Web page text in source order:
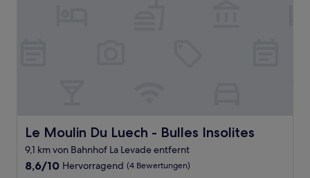
Le Moulin Du Luech - Bulles Insolites
Le Moulin Du Luech - Bulles Insolites
9,1 km von Bahnhof La Levade entfernt
8.6
8,6/10 Hervorragend (4 Bewertungen)